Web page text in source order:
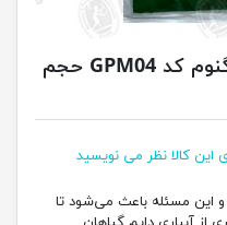
پیت ماس گیلدا مدل اسفاگنوم کد GPM04 حجم
این کالا نظر می نویسید
و این مسئله باعث می‌شود تا